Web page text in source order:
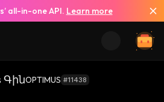
all-in-one API. Learn more
ԳինOPTIMUS #11438